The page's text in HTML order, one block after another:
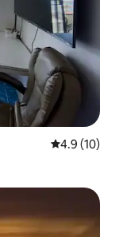
從 10 則評
4.9 (10)